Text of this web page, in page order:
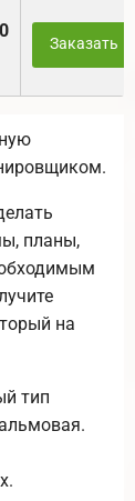
Заказать
планы,
на
тип